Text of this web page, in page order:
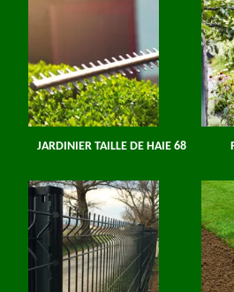
JARDINIER TAILLE DE HAIE 68